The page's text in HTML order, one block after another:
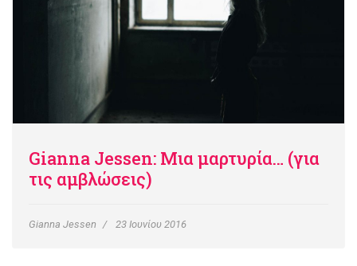
Gianna Jessen: Μια μαρτυρία… (για
τις αμβλώσεις)
Gianna Jessen 23 Ιουνίου 2016